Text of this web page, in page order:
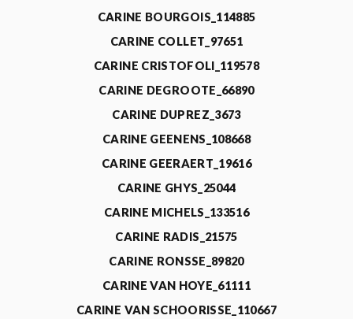
CARINE BOURGOIS_114885
CARINE COLLET_97651
CARINE CRISTOFOLI_119578
CARINE DEGROOTE_66890
CARINE DUPREZ_3673
CARINE GEENENS_108668
CARINE GEERAERT_19616
CARINE GHYS_25044
CARINE MICHELS_133516
CARINE RADIS_21575
CARINE RONSSE_89820
CARINE VAN HOYE_61111
CARINE VAN SCHOORISSE_110667